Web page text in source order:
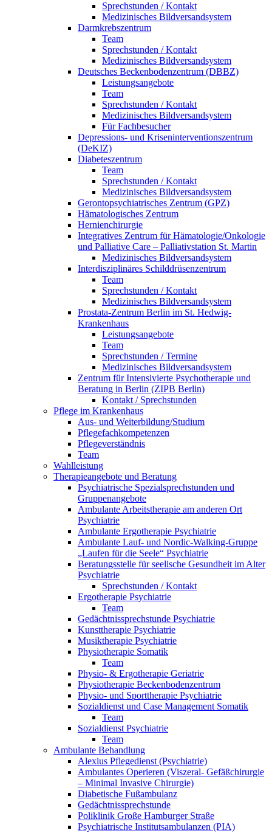
Sprechstunden / Kontakt
Medizinisches Bildversandsystem
Darmkrebszentrum
Team
Sprechstunden / Kontakt
Medizinisches Bildversandsystem
Deutsches Beckenbodenzentrum (DBBZ)
Leistungsangebote
Team
Sprechstunden / Kontakt
Medizinisches Bildversandsystem
Für Fachbesucher
Depressions- und Kriseninterventionszentrum
(DeKIZ)
Diabeteszentrum
Team
Sprechstunden / Kontakt
Medizinisches Bildversandsystem
Gerontopsychiatrisches Zentrum (GPZ)
Hämatologisches Zentrum
Hernienchirurgie
Integratives Zentrum für Hämatologie/Onkologie
und Palliative Care – Palliativstation St. Martin
Medizinisches Bildversandsystem
Interdisziplinäres Schilddrüsenzentrum
Team
Sprechstunden / Kontakt
Medizinisches Bildversandsystem
Prostata-Zentrum Berlin im St. Hedwig-
Krankenhaus
Leistungsangebote
Team
Sprechstunden / Termine
Medizinisches Bildversandsystem
Zentrum für Intensivierte Psychotherapie und
Beratung in Berlin (ZIPB Berlin)
Kontakt / Sprechstunden
Pflege im Krankenhaus
Aus- und Weiterbildung/Studium
Pflegefachkompetenzen
Pflegeverständnis
Team
Wahlleistung
Therapieangebote und Beratung
Psychiatrische Spezialsprechstunden und
Gruppenangebote
Ambulante Arbeitstherapie am anderen Ort
Psychiatrie
Ambulante Ergotherapie Psychiatrie
Ambulante Lauf- und Nordic-Walking-Gruppe
„Laufen für die Seele“ Psychiatrie
Beratungsstelle für seelische Gesundheit im Alter
Psychiatrie
Sprechstunden / Kontakt
Ergotherapie Psychiatrie
Team
Gedächtnissprechstunde Psychiatrie
Kunsttherapie Psychiatrie
Musiktherapie Psychiatrie
Physiotherapie Somatik
Team
Physio- & Ergotherapie Geriatrie
Physiotherapie Beckenbodenzentrum
Physio- und Sporttherapie Psychiatrie
Sozialdienst und Case Management Somatik
Team
Sozialdienst Psychiatrie
Team
Ambulante Behandlung
Alexius Pflegedienst (Psychiatrie)
Ambulantes Operieren (Viszeral- Gefäßchirurgie
– Minimal Invasive Chirurgie)
Diabetische Fußambulanz
Gedächtnissprechstunde
Poliklinik Große Hamburger Straße
Psychiatrische Institutsambulanzen (PIA)